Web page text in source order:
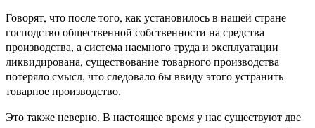
Говорят, что после того, как установилось в нашей стране
господство общественной собственности на средства
производства, а система наемного труда и эксплуатации
ликвидирована, существование товарного производства
потеряло смысл, что следовало бы ввиду этого устранить
товарное производство.
Это также неверно. В настоящее время у нас существуют две